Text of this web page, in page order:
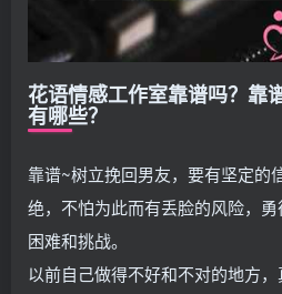
花语情感工作室靠谱吗？靠
有哪些？
靠谱~树立挽回男友，要有坚定的
绝，不怕为此而有丢脸的风险，
困难和挑战。
以前自己做得不好和不对的地方